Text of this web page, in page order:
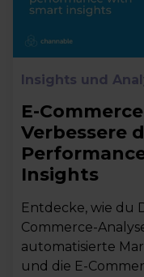
Insights und
E-
Verbessere
Insights
Entdecke, wie du
Commerce-
automatisierte
und die E-